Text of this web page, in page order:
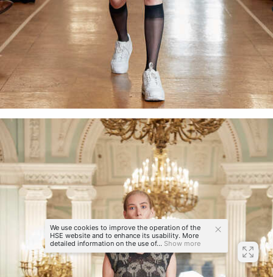
We use cookies to improve the operation of the
HSE website and to enhance its usability. More
detailed information on the use of... Show more